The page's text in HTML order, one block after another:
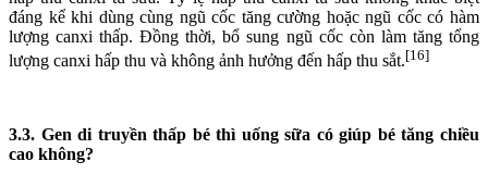
đáng kể khi dùng cùng ngũ cốc tăng cường hoặc ngũ cốc có hàm
lượng canxi thấp. Đồng thời, bổ sung ngũ cốc còn làm tăng tổng
lượng canxi hấp thu và không ảnh hưởng đến hấp thu sắt.[16]
3.3. Gen di truyền thấp bé thì uống sữa có giúp bé tăng chiều
cao không?